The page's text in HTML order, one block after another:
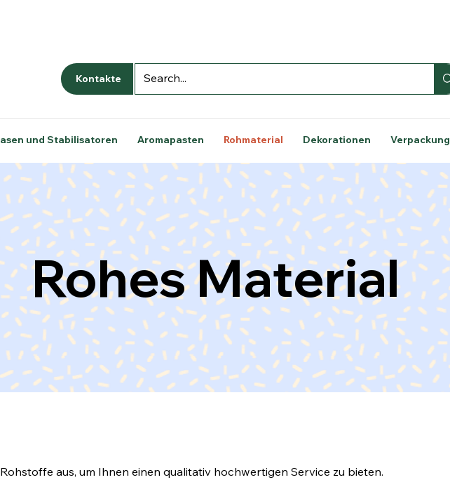
Kontakte
und Stabilisatoren Aromapasten Rohmaterial Dekorationen Verpackung
Rohes Material
aus, um Ihnen einen qualitativ hochwertigen Service zu bieten.